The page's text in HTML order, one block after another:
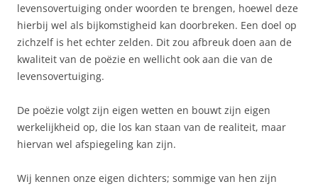
levensovertuiging onder woorden te brengen, hoewel deze
hierbij wel als bijkomstigheid kan doorbreken. Een doel op
zichzelf is het echter zelden. Dit zou afbreuk doen aan de
kwaliteit van de poëzie en wellicht ook aan die van de
levensovertuiging.
De poëzie volgt zijn eigen wetten en bouwt zijn eigen
werkelijkheid op, die los kan staan van de realiteit, maar
hiervan wel afspiegeling kan zijn.
Wij kennen onze eigen dichters; sommige van hen zijn